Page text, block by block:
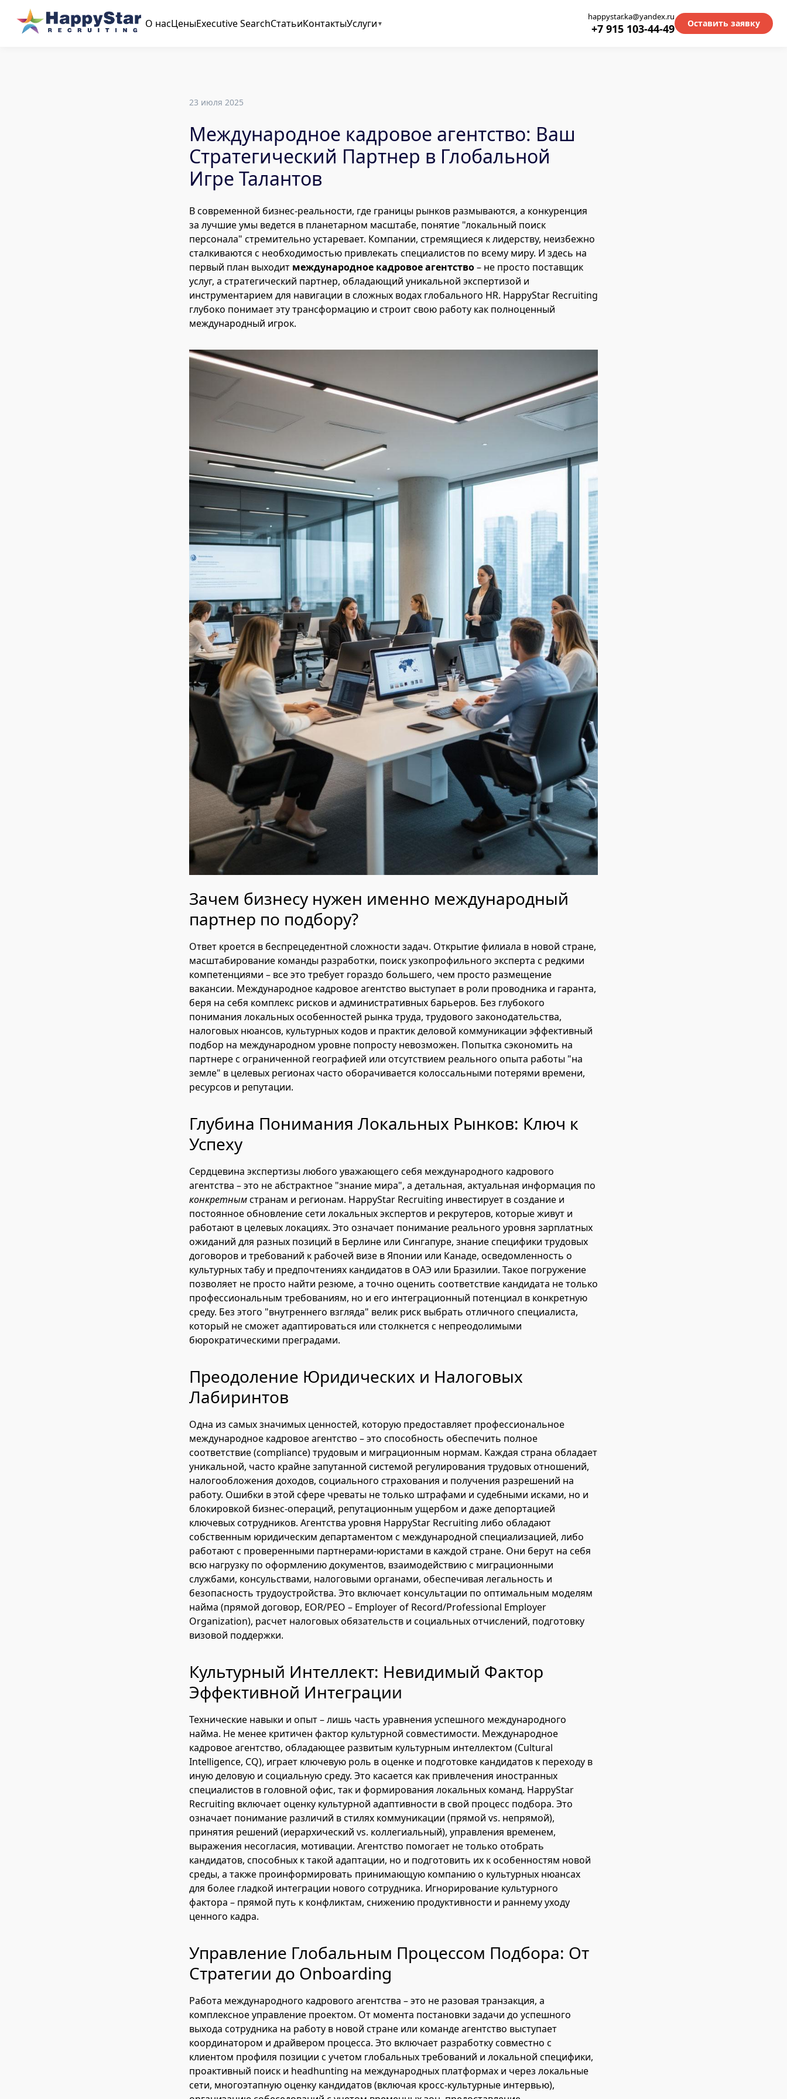
23 июля 2025
Международное кадровое агентство: Ваш
Стратегический Партнер в Глобальной
Игре Талантов
В современной бизнес-реальности, где границы рынков размываются, а конкуренция
за лучшие умы ведется в планетарном масштабе, понятие "локальный поиск
персонала" стремительно устаревает. Компании, стремящиеся к лидерству, неизбежно
сталкиваются с необходимостью привлекать специалистов по всему миру. И здесь на
первый план выходит международное кадровое агентство– не просто поставщик
услуг, а стратегический партнер, обладающий уникальной экспертизой и
инструментарием для навигации в сложных водах глобального HR. HappyStar Recruiting
глубоко понимает эту трансформацию и строит свою работу как полноценный
международный игрок.
Зачем бизнесу нужен именно международный
партнер по подбору?
Ответ кроется в беспрецедентной сложности задач. Открытие филиала в новой стране,
масштабирование команды разработки, поиск узкопрофильного эксперта с редкими
компетенциями – все это требует гораздо большего, чем просто размещение
вакансии. Международное кадровое агентство выступает в роли проводника и гаранта,
беря на себя комплекс рисков и административных барьеров. Без глубокого
понимания локальных особенностей рынка труда, трудового законодательства,
налоговых нюансов, культурных кодов и практик деловой коммуникации эффективный
подбор на международном уровне попросту невозможен. Попытка сэкономить на
партнере с ограниченной географией или отсутствием реального опыта работы "на
земле" в целевых регионах часто оборачивается колоссальными потерями времени,
ресурсов и репутации.
Глубина Понимания Локальных Рынков: Ключ к
Успеху
Сердцевина экспертизы любого уважающего себя международного кадрового
агентства – это не абстрактное "знание мира", а детальная, актуальная информация по
конкретнымстранам и регионам. HappyStar Recruiting инвестирует в создание и
постоянное обновление сети локальных экспертов и рекрутеров, которые живут и
работают в целевых локациях. Это означает понимание реального уровня зарплатных
ожиданий для разных позиций в Берлине или Сингапуре, знание специфики трудовых
договоров и требований к рабочей визе в Японии или Канаде, осведомленность о
культурных табу и предпочтениях кандидатов в ОАЭ или Бразилии. Такое погружение
позволяет не просто найти резюме, а точно оценить соответствие кандидата не только
профессиональным требованиям, но и его интеграционный потенциал в конкретную
среду. Без этого "внутреннего взгляда" велик риск выбрать отличного специалиста,
который не сможет адаптироваться или столкнется с непреодолимыми
бюрократическими преградами.
Преодоление Юридических и Налоговых
Лабиринтов
Одна из самых значимых ценностей, которую предоставляет профессиональное
международное кадровое агентство – это способность обеспечить полное
соответствие (compliance) трудовым и миграционным нормам. Каждая страна обладает
уникальной, часто крайне запутанной системой регулирования трудовых отношений,
налогообложения доходов, социального страхования и получения разрешений на
работу. Ошибки в этой сфере чреваты не только штрафами и судебными исками, но и
блокировкой бизнес-операций, репутационным ущербом и даже депортацией
ключевых сотрудников. Агентства уровня HappyStar Recruiting либо обладают
собственным юридическим департаментом с международной специализацией, либо
работают с проверенными партнерами-юристами в каждой стране. Они берут на себя
всю нагрузку по оформлению документов, взаимодействию с миграционными
службами, консульствами, налоговыми органами, обеспечивая легальность и
безопасность трудоустройства. Это включает консультации по оптимальным моделям
найма (прямой договор, EOR/PEO – Employer of Record/Professional Employer
Organization), расчет налоговых обязательств и социальных отчислений, подготовку
визовой поддержки.
Культурный Интеллект: Невидимый Фактор
Эффективной Интеграции
Технические навыки и опыт – лишь часть уравнения успешного международного
найма. Не менее критичен фактор культурной совместимости. Международное
кадровое агентство, обладающее развитым культурным интеллектом (Cultural
Intelligence, CQ), играет ключевую роль в оценке и подготовке кандидатов к переходу в
иную деловую и социальную среду. Это касается как привлечения иностранных
специалистов в головной офис, так и формирования локальных команд. HappyStar
Recruiting включает оценку культурной адаптивности в свой процесс подбора. Это
означает понимание различий в стилях коммуникации (прямой vs. непрямой),
принятия решений (иерархический vs. коллегиальный), управления временем,
выражения несогласия, мотивации. Агентство помогает не только отобрать
кандидатов, способных к такой адаптации, но и подготовить их к особенностям новой
среды, а также проинформировать принимающую компанию о культурных нюансах
для более гладкой интеграции нового сотрудника. Игнорирование культурного
фактора – прямой путь к конфликтам, снижению продуктивности и раннему уходу
ценного кадра.
Управление Глобальным Процессом Подбора: От
Стратегии до Onboarding
Работа международного кадрового агентства – это не разовая транзакция, а
комплексное управление проектом. От момента постановки задачи до успешного
выхода сотрудника на работу в новой стране или команде агентство выступает
координатором и драйвером процесса. Это включает разработку совместно с
клиентом профиля позиции с учетом глобальных требований и локальной специфики,
проактивный поиск и headhunting на международных платформах и через локальные
сети, многоэтапную оценку кандидатов (включая кросс-культурные интервью),
О насЦеныExecutive SearchСтатьиКонтактыУслуги
happystar.ka@yandex.ru
+7 915 103-44-49 Оставить заявку